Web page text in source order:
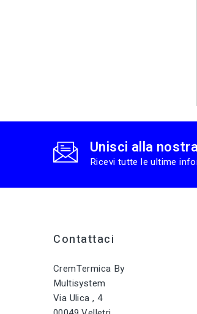
Unisci alla
Ricevi tutte le ultime
Contattaci
CremTermica By
Multisystem
Via Ulica , 4